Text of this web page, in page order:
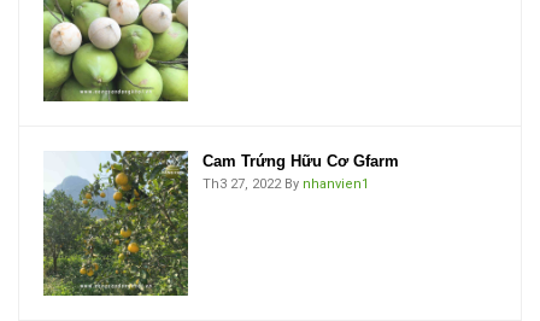
Cam Trứng Hữu Cơ Gfarm
Th3 27, 2022 By nhanvien1